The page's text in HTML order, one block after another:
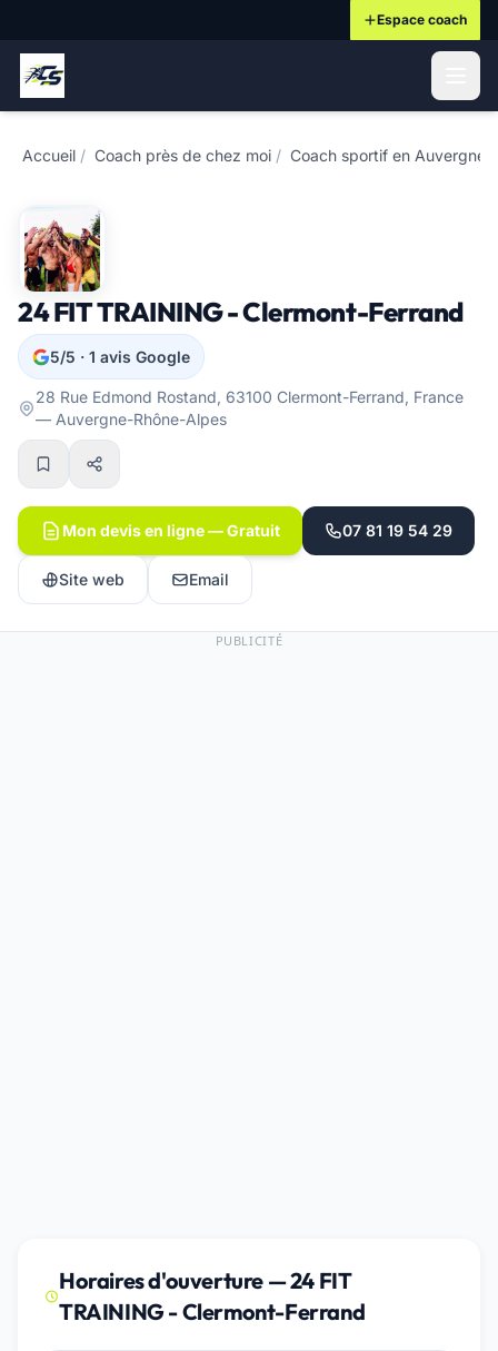
Espace coach
Accueil / Coach près de chez moi / Coach sportif en Auvergne-
24 FIT TRAINING - Clermont-Ferrand
5/5 · 1 avis Google
28 Rue Edmond Rostand, 63100 Clermont-Ferrand, France
— Auvergne-Rhône-Alpes
Mon devis en ligne — Gratuit 07 81 19 54 29
Site web Email
PUBLICITÉ
Horaires d'ouverture — 24 FIT
TRAINING - Clermont-Ferrand